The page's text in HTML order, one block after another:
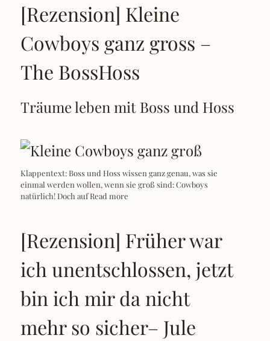
[Rezension] Kleine
Cowboys ganz gross –
The BossHoss
Träume leben mit Boss und Hoss
Klappentext: Boss und Hoss wissen ganz genau, was sie
einmal werden wollen, wenn sie groß sind: Cowboys
natürlich! Doch aufRead more
[Rezension] Früher war
ich unentschlossen, jetzt
bin ich mir da nicht
mehr so sicher– Jule